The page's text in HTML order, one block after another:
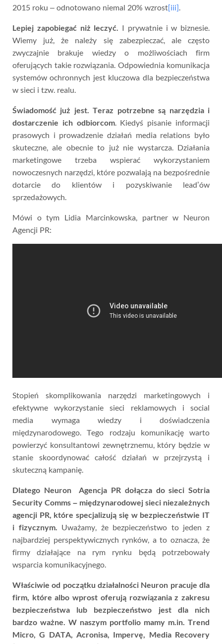
2015 roku – odnotowano niemal 20% wzrost[iii]
Lepiej zapobiegać niż leczyć. I prywatnie i w biznesie.
Wiemy już, że należy się zabezpieczać, ale często
zwyczajnie brakuje wiedzy o możliwościach firm
oferujących takie rozwiązania. Odpowiednia komunikacja
systemów ochronnych jest kluczowa dla bezpieczeństwa
w sieci i tzw. realu.
Świadomość już jest. Teraz potrzebne są narzędzia i
dostarczenie ich odbiorcom. Kiedyś pisanie informacji
prasowych i prowadzenie działań media relations było
skuteczne, ale obecnie to już nie wystarcza. Działania
marketingowe trzeba wspierać wykorzystaniem
nowoczesnych narzędzi, które pozwalają na bezpośrednie
dotarcie do klientów i pozyskiwanie lead’ów
sprzedażowych.
Mówi o tym Lidia Marcinkowska, partner w Neuron
Agencji PR:
Stopień skomplikowania narzędzi marketingowych i
efektywne wykorzystanie sieci reklamowych i social
media wymaga wiedzy i doświadczenia
międzynarodowego. Tego rodzaju komunikację warto
powierzyć konsultantowi zewnętrznemu, który będzie w
stanie skoordynować całość działań w przejrzystą i
skuteczną kampanię.
Dlatego Neuron Agencja PR dołącza do sieci Sotria
Security Comms – międzynarodowej sieci niezależnych
agencji PR, które specjalizują się w bezpieczeństwie IT
i fizycznym. Uważamy, że bezpieczeństwo to jeden z
najbardziej perspektywicznych rynków, a to oznacza, że
firmy działające na rym rynku będą potrzebowały
wsparcia komunikacyjnego.
Właściwie od początku działalności Neuron pracuje dla
firm, które albo wprost oferują rozwiązania z zakresu
bezpieczeństwa lub bezpieczeństwo jest dla nich
bardzo ważne. W naszym portfolio mamy m.in. Trend
Micro, G DATA, Acronisa, Impervę, Media Recovery